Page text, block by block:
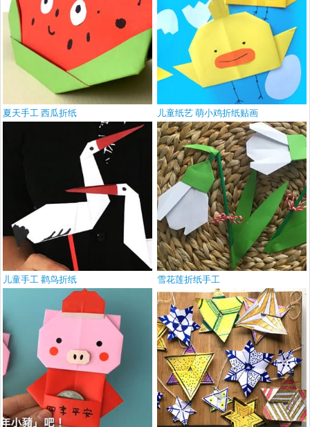
夏天手工 西瓜折纸 儿童纸艺 萌小鸡折纸贴画
儿童手工 鹳鸟折纸 雪花莲折纸手工